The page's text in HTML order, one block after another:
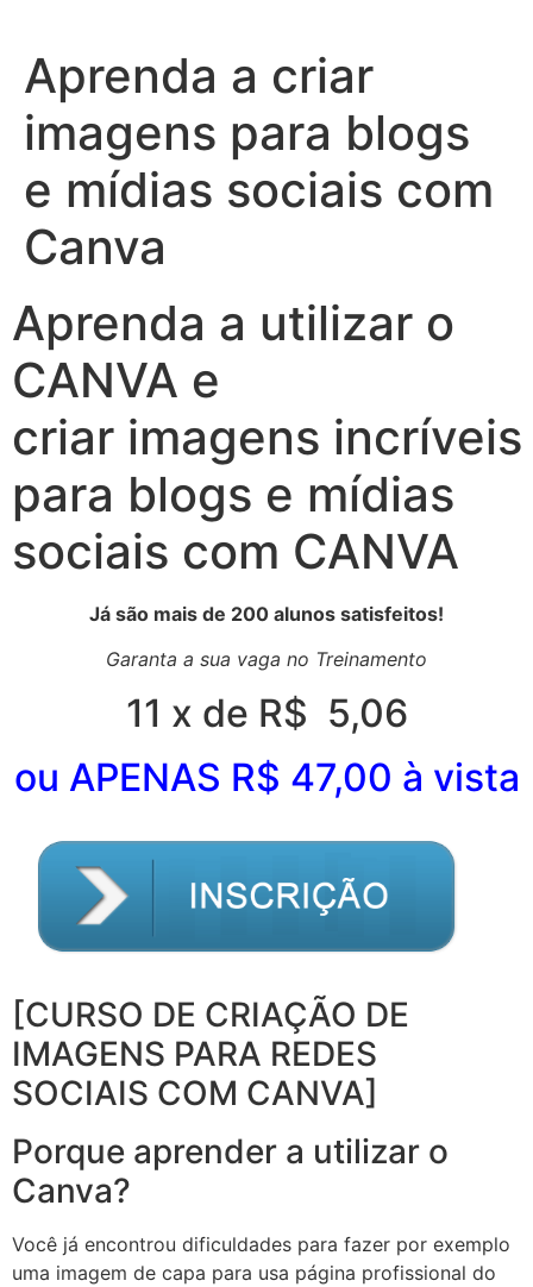
conteúdo
Aprenda a criar
imagens para blogs
e mídias sociais com
Canva
Aprenda a utilizar o
CANVA e
criar imagens incríveis
para blogs e mídias
sociais com CANVA
Já são mais de 200 alunos satisfeitos!
Garanta a sua vaga no Treinamento
11 x de R$ 5,06
ou APENAS R$ 47,00 à vista
[CURSO DE CRIAÇÃO DE
IMAGENS PARA REDES
SOCIAIS COM CANVA]
Porque aprender a utilizar o
Canva?
Você já encontrou dificuldades para fazer por exemplo
uma imagem de capa para usa página profissional do